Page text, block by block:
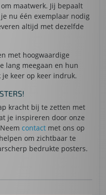
maatwerk. Jij bepaalt
nu één exemplaar nodig
altijd met dezelfde
met hoogwaardige
lang meegaan en hun
keer op keer indruk.
kracht bij te zetten met
je inspireren door onze
contact met ons op
om zichtbaar te
bedrukte posters.